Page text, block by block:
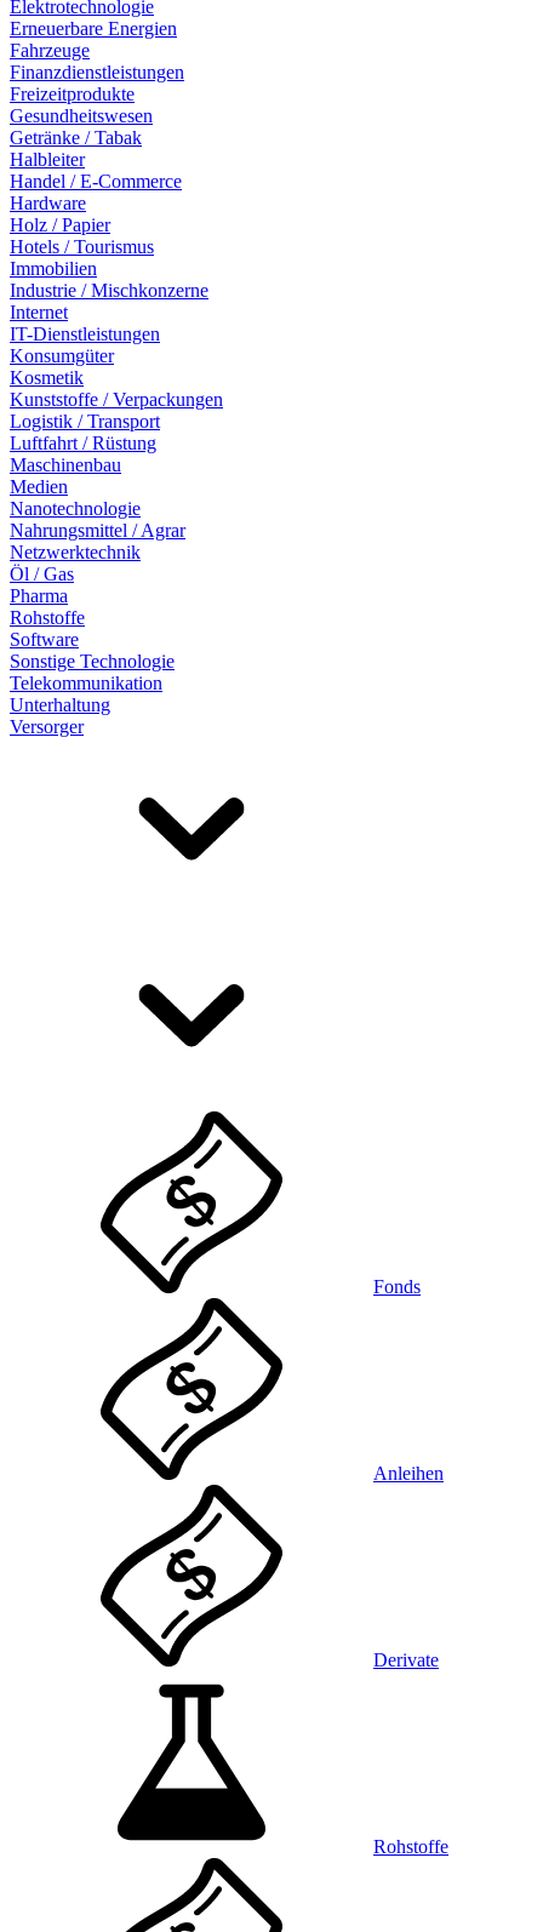
Elektrotechnologie
Erneuerbare Energien
Fahrzeuge
Finanzdienstleistungen
Freizeitprodukte
Gesundheitswesen
Getränke / Tabak
Halbleiter
Handel / E-Commerce
Hardware
Holz / Papier
Hotels / Tourismus
Immobilien
Industrie / Mischkonzerne
Internet
IT-Dienstleistungen
Konsumgüter
Kosmetik
Kunststoffe / Verpackungen
Logistik / Transport
Luftfahrt / Rüstung
Maschinenbau
Medien
Nanotechnologie
Nahrungsmittel / Agrar
Netzwerktechnik
Öl / Gas
Pharma
Rohstoffe
Software
Sonstige Technologie
Telekommunikation
Unterhaltung
Versorger
Fonds
Anleihen
Derivate
Rohstoffe